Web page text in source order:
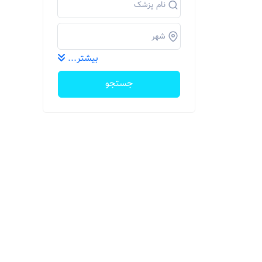
بیشتر...
جستجو